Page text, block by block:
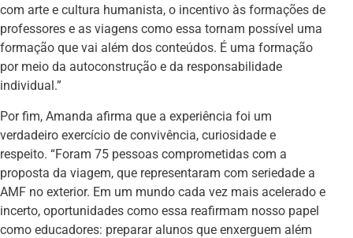
com arte e cultura humanista, o incentivo às formações de
professores e as viagens como essa tornam possível uma
formação que vai além dos conteúdos. É uma formação
por meio da autoconstrução e da responsabilidade
individual.”
Por fim, Amanda afirma que a experiência foi um
verdadeiro exercício de convivência, curiosidade e
respeito. “Foram 75 pessoas comprometidas com a
proposta da viagem, que representaram com seriedade a
AMF no exterior. Em um mundo cada vez mais acelerado e
incerto, oportunidades como essa reafirmam nosso papel
como educadores: preparar alunos que enxerguem além